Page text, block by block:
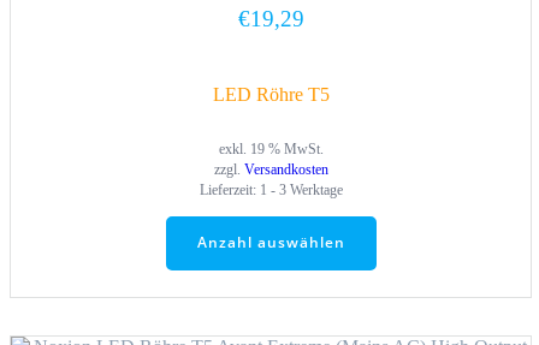
€19,29
LED Röhre T5
exkl. 19 % MwSt.
zzgl. Versandkosten
Lieferzeit: 1 - 3 Werktage
Anzahl auswählen